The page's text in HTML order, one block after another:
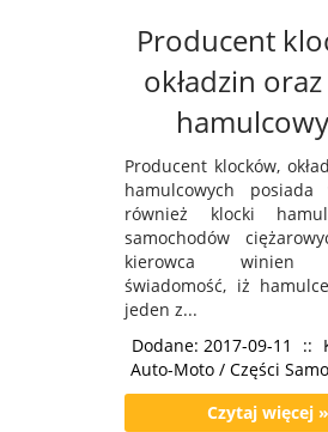
Producent
okładzin
Producent klocków,
hamulcowych
również klocki
samochodów
kierowca winien
świadomość, iż
jeden z...
Dodane: 2017-09-11
::
Auto-Moto / Części
Czytaj więcej »